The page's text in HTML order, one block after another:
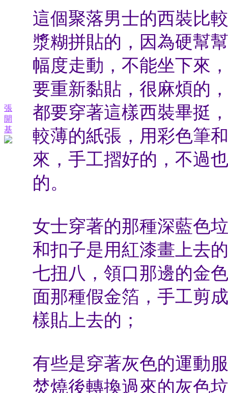
張
開
基
這個聚落男士的西裝比
漿糊拼貼的，因為硬幫
幅度走動，不能坐下來
要重新黏貼，很麻煩的
都要穿著這樣西裝畢挺
較薄的紙張，用彩色筆
來，手工摺好的，不過
的。
女士穿著的那種深藍色
和扣子是用紅漆畫上去
七扭八，領口那邊的金
面那種假金箔，手工剪
樣貼上去的；
有些是穿著灰色的運動
焚燒後轉換過來的灰色